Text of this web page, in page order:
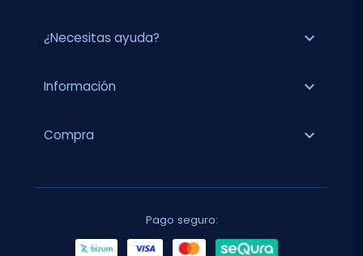
¿Necesitas ayuda? expand_more
Información expand_more
Compra expand_more
Pago seguro: